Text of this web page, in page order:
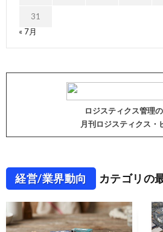
31
« 7月
ロジスティクス管理
月刊ロジスティクス・
経営/業界動向 カテゴリの